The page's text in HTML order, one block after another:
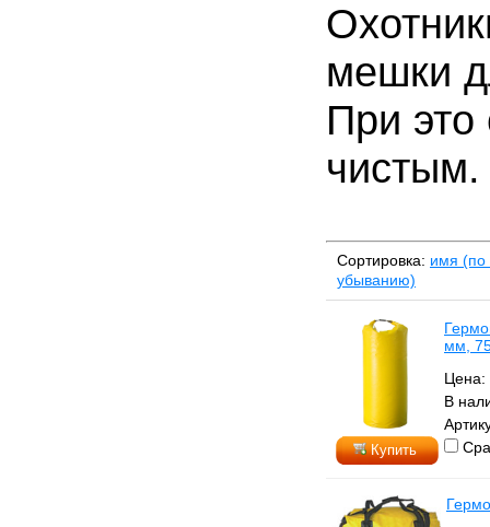
мешки
При это
чистым.
Сортировка: имя (по
убыванию)
Купить
мм,
Цена:
В